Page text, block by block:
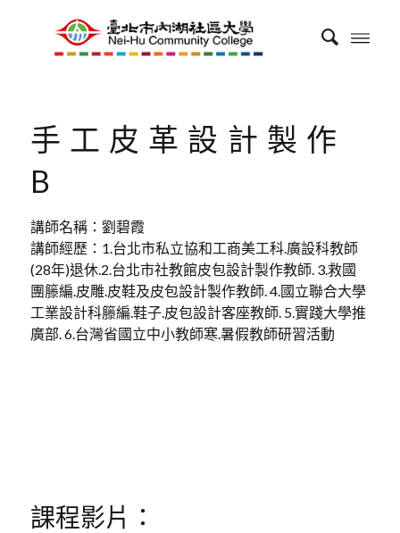
手工皮革設計製作
B
講師名稱：劉碧霞
講師經歷：1.台北市私立協和工商美工科.廣設科教師
(28年)退休.2.台北市社教館皮包設計製作教師. 3.救國
團籐編.皮雕.皮鞋及皮包設計製作教師. 4.國立聯合大學
工業設計科籐編.鞋子.皮包設計客座教師. 5.實踐大學推
廣部. 6.台灣省國立中小教師寒.暑假教師研習活動
課程影片：